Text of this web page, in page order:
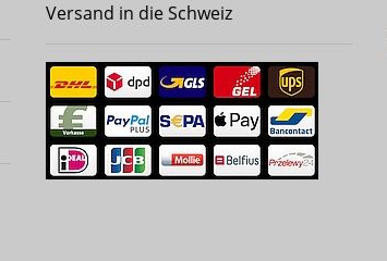
Versand in die Schweiz